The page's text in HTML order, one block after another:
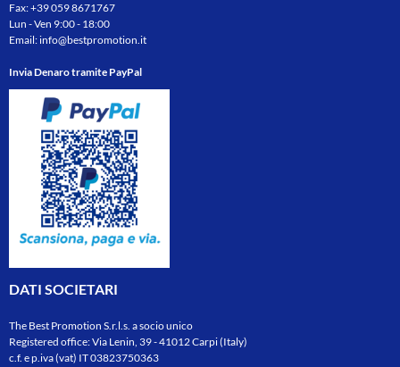
Fax: +39 059 8671767
Lun - Ven 9:00 - 18:00
Email:info@bestpromotion.it
Invia Denaro tramite PayPal
DATI SOCIETARI
The Best Promotion S.r.l.s. a socio unico
Registered office: Via Lenin, 39 - 41012 Carpi (Italy)
c.f. e p.iva (vat) IT 03823750363